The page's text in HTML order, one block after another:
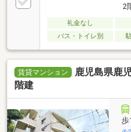
2
礼金なし
バス・トイレ別
賃貸マンション
鹿児島県鹿
階建
歩